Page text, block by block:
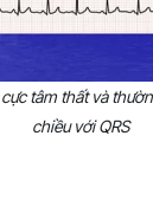
tâm thất và
chiều với QRS